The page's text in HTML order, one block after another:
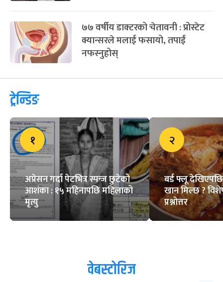
७७ वर्षीय डाक्टरको चेतावनी : प्रोस्टेट
क्यान्सरले मलाई फसायो, तपाईं
नफस्नुहोस्
ट्रेन्डिङ
१
अप्रेसन गर्दा पेटभित्र स्पन्ज छुटेको
आशंका : १५ महिनापछि महिलाको
मृत्यु
२
बर्ड फ्लू
खान मिल्छ ?
प्रश्नोत्तर
वेबस्टोरिज